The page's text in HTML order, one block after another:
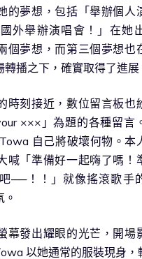
的夢想，包括「舉辦個人
外舉辦演唱會！」在她
個夢想，而第三個夢想也
播之下，確實取得了進展
時刻接近，數位留言板也
×××」為題的各種留言
自己將破壞何物。本
喊「準備好一起嗨了嗎！
──！！」就像搖滾歌手
幕發出耀眼的光芒，開場
以她通常的服裝現身，